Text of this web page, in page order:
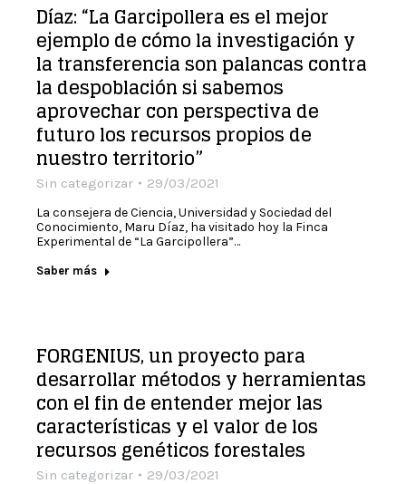
Díaz: “La Garcipollera es el mejor
ejemplo de cómo la investigación y
la transferencia son palancas contra
la despoblación si sabemos
aprovechar con perspectiva de
futuro los recursos propios de
nuestro territorio”
Sin categorizar 29/03/2021
La consejera de Ciencia, Universidad y Sociedad del
Conocimiento, Maru Díaz, ha visitado hoy la Finca
Experimental de “La Garcipollera”…
Saber más
FORGENIUS, un proyecto para
desarrollar métodos y herramientas
con el fin de entender mejor las
características y el valor de los
recursos genéticos forestales
Sin categorizar 29/03/2021